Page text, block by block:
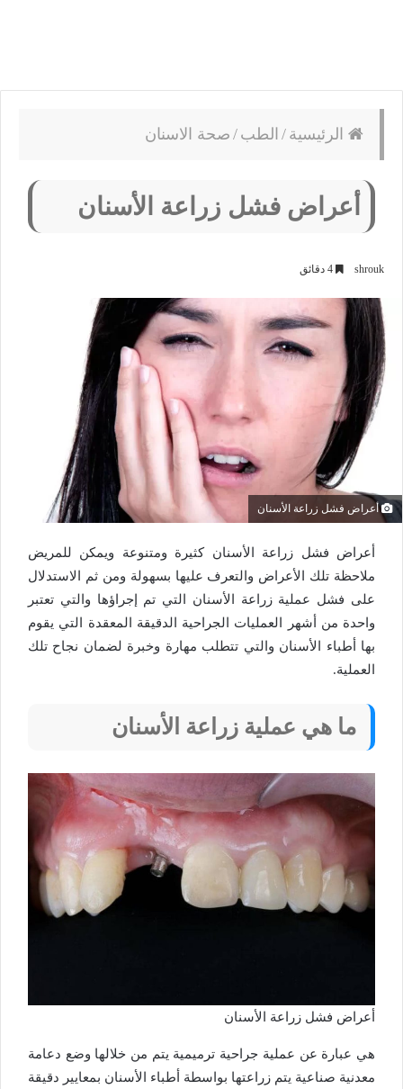
الرئيسية / الطب / صحة الاسنان
أعراض فشل زراعة الأسنان
shrouk
أعراض فشل زراعة الأسنان
أعراض فشل زراعة الأسنان كثيرة ومتنوعة ويمكن للمريض
ملاحظة تلك الأعراض والتعرف عليها بسهولة ومن ثم الاستدلال
على فشل عملية زراعة الأسنان التي تم إجراؤها والتي تعتبر
واحدة من أشهر العمليات الجراحية الدقيقة المعقدة التي يقوم
بها أطباء الأسنان والتي تتطلب مهارة وخبرة لضمان نجاح تلك
العملية.
ما هي عملية زراعة الأسنان
أعراض فشل زراعة الأسنان
هي عبارة عن عملية جراحية ترميمية يتم من خلالها وضع دعامة
معدنية صناعية يتم زراعتها بواسطة أطباء الأسنان بمعايير دقيقة